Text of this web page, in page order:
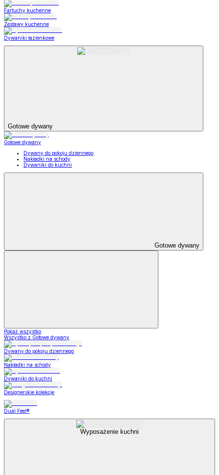
Fartuchy kuchenne
Zestawy kuchenne
Dywaniki łazienkowe
Gotowe dywany
Gotowe dywany
Dywany do pokoju dziennego
Nakładki na schody
Dywaniki do kuchni
Gotowe dywany
Pokaż wszystko
Wszystko z Gotowe dywany
Dywany do pokoju dziennego
Nakładki na schody
Dywaniki do kuchni
Designerskie kolekcje
Dual Feel®
Wyposażenie kuchni